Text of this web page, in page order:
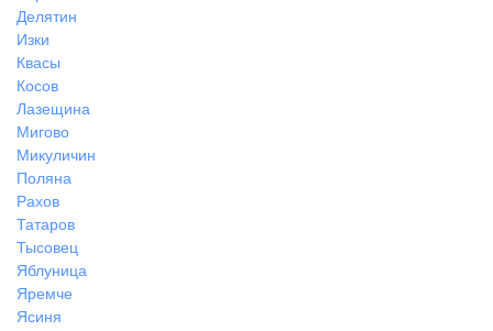
Делятин
Изки
Квасы
Косов
Лазещина
Мигово
Микуличин
Поляна
Рахов
Татаров
Тысовец
Яблуница
Яремче
Ясиня